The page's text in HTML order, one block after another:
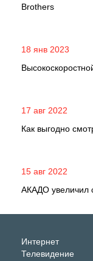
Brothers
18 янв 2023
17 авг 2022
Как выгодно
15 авг 2022
АКАДО увеличил
Интернет
Телевидение